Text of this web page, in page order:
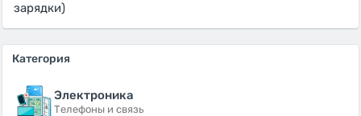
зарядки)
Категория
Электроника
Телефоны и связь